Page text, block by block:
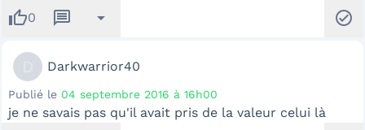
thumb_up0 message arrow_drop_down check_circle
Darkwarrior40
Publié le 04 septembre 2016 à 16h00
je ne savais pas qu'il avait pris de la valeur celui là